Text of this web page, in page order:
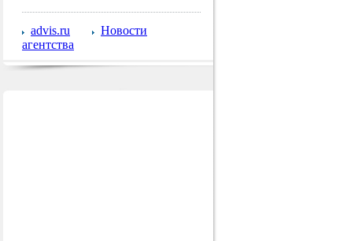
advis.ru
Новости
агентства